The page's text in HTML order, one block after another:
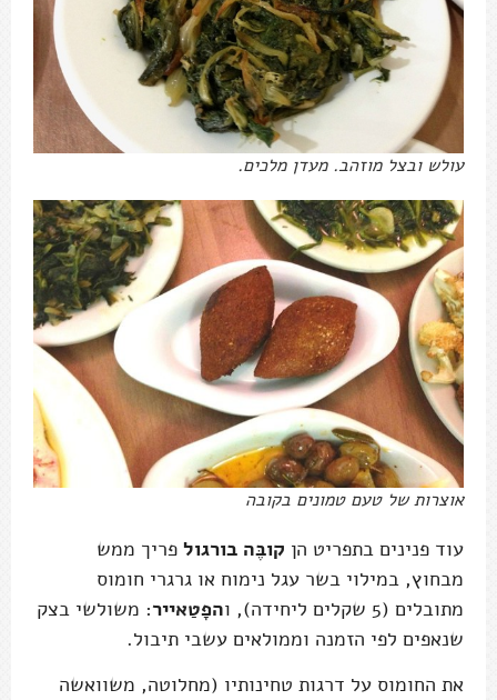
עולש ובצל מוזהב. מעדן מלכים.
אוצרות של טעם טמונים בקובה
עוד פנינים בתפריט הן קובֶּה בורגול פריך ממש
מבחוץ, במילוי בשר עגל נימוח או גרגרי חומוס
מתובלים (5 שקלים ליחידה), ו
הפָטַאייר: משולשי בצק
שנאפים לפי הזמנה וממולאים עשבי תיבול.
את החומוס על דרגות טחינותיו (מחלוטה, משוואשה